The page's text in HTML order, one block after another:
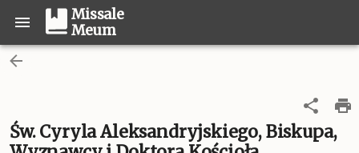
Missale
Meum
Św. Cyryla Aleksandryjskiego, Biskupa,